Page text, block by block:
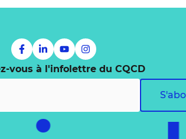
vous à l'infolettre du CQCD